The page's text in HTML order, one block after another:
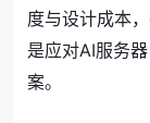
度与设计成本
是应对AI服务
案。